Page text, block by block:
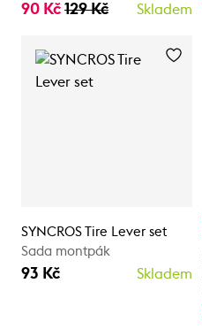
90 Kč 129 Kč Skladem
SYNCROS Tire Lever set
Sada montpák
93 Kč Skladem